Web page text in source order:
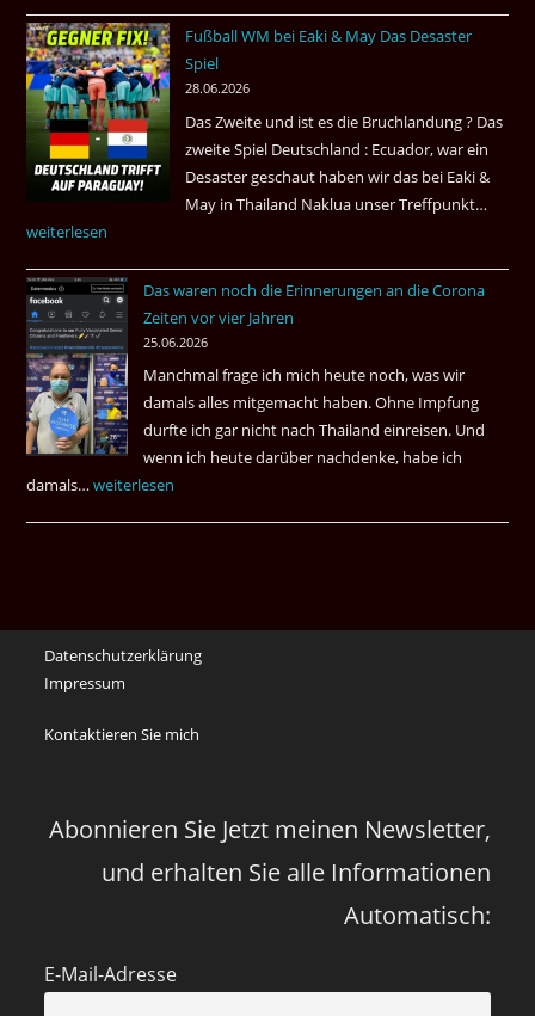
Venezuela
Fußball WM bei Eaki & May Das Desaster
Spiel
28.06.2026
Das Zweite und ist es die Bruchlandung ? Das
zweite Spiel Deutschland : Ecuador, war ein
Desaster geschaut haben wir das bei Eaki &
May in Thailand Naklua unser Treffpunkt…
bei
weiterlesen
Das waren noch die Erinnerungen an die Corona
Zeiten vor vier Jahren
25.06.2026
Manchmal frage ich mich heute noch, was wir
damals alles mitgemacht haben. Ohne Impfung
durfte ich gar nicht nach Thailand einreisen. Und
wenn ich heute darüber nachdenke, habe ich
damals…Das
an
die
Corona
Zeiten
weiterlesen
Datenschutzerklärung
Impressum
Kontaktieren Sie mich
Abonnieren Sie Jetzt meinen Newsletter,
und erhalten Sie alle Informationen
Automatisch:
E-Mail-Adresse